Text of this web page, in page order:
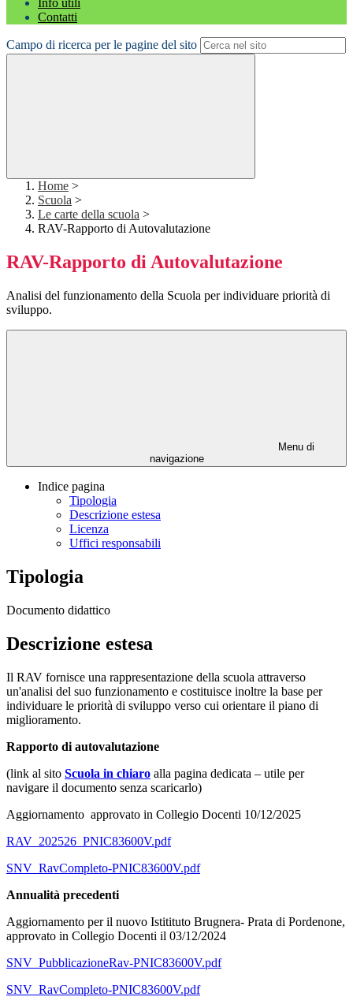
Info utili
Contatti
Campo di ricerca per le pagine del sito
Home >
Scuola >
Le carte della scuola >
RAV-Rapporto di Autovalutazione
RAV-Rapporto di Autovalutazione
Analisi del funzionamento della Scuola per individuare priorità di
sviluppo.
Menu di
navigazione
Indice pagina
Tipologia
Descrizione estesa
Licenza
Uffici responsabili
Tipologia
Documento didattico
Descrizione estesa
Il RAV fornisce una rappresentazione della scuola attraverso
un'analisi del suo funzionamento e costituisce inoltre la base per
individuare le priorità di sviluppo verso cui orientare il piano di
miglioramento.
Rapporto di autovalutazione
(link al sito Scuola in chiaro alla pagina dedicata – utile per
navigare il documento senza scaricarlo)
Aggiornamento approvato in Collegio Docenti 10/12/2025
RAV_202526_PNIC83600V.pdf
SNV_RavCompleto-PNIC83600V.pdf
Annualità precedenti
Aggiornamento per il nuovo Istitituto Brugnera- Prata di Pordenone,
approvato in Collegio Docenti il 03/12/2024
SNV_PubblicazioneRav-PNIC83600V.pdf
SNV_RavCompleto-PNIC83600V.pdf